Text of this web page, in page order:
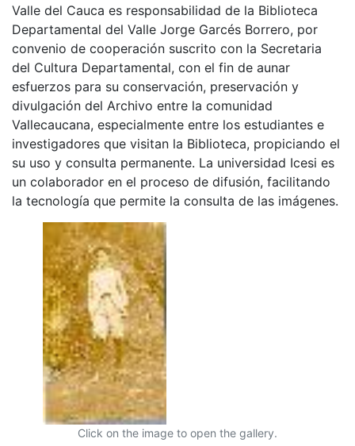
Valle del Cauca es responsabilidad de la Biblioteca
Departamental del Valle Jorge Garcés Borrero, por
convenio de cooperación suscrito con la Secretaria
del Cultura Departamental, con el fin de aunar
esfuerzos para su conservación, preservación y
divulgación del Archivo entre la comunidad
Vallecaucana, especialmente entre los estudiantes e
investigadores que visitan la Biblioteca, propiciando el
su uso y consulta permanente. La universidad Icesi es
un colaborador en el proceso de difusión, facilitando
la tecnología que permite la consulta de las imágenes.
Click on the image to open the gallery.